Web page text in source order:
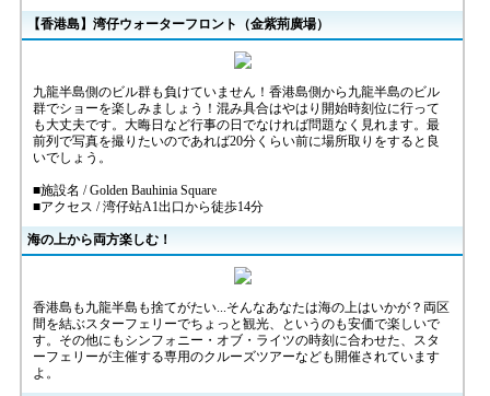
【香港島】湾仔ウォーターフロント（金紫荊廣場）
九龍半島側のビル群も負けていません！香港島側から九龍半島のビル
群でショーを楽しみましょう！混み具合はやはり開始時刻位に行って
も大丈夫です。大晦日など行事の日でなければ問題なく見れます。最
前列で写真を撮りたいのであれば20分くらい前に場所取りをすると良
いでしょう。
■施設名 / Golden Bauhinia Square
■アクセス / 湾仔站A1出口から徒歩14分
海の上から両方楽しむ！
香港島も九龍半島も捨てがたい...そんなあなたは海の上はいかが？両区
間を結ぶスターフェリーでちょっと観光、というのも安価で楽しいで
す。その他にもシンフォニー・オブ・ライツの時刻に合わせた、スタ
ーフェリーが主催する専用のクルーズツアーなども開催されています
よ。